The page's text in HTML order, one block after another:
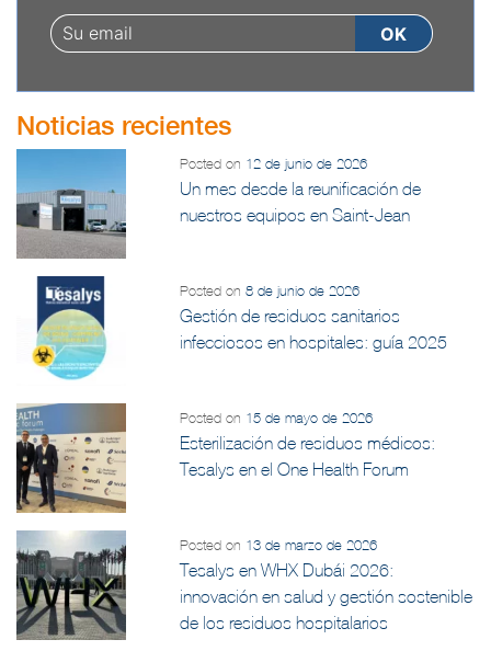
Noticias recientes
Posted on 12 de junio de 2026
Un mes desde la reunificación de
nuestros equipos en Saint-Jean
Posted on8 de junio de 2026
Gestión de residuos sanitarios
infecciosos en hospitales: guía 2025
Posted on 15 de mayo de 2026
Esterilización de residuos médicos:
Tesalys en el One Health Forum
Posted on 13 de marzo de 2026
Tesalys en WHX Dubái 2026:
innovación en salud y gestión sostenible
de los residuos hospitalarios